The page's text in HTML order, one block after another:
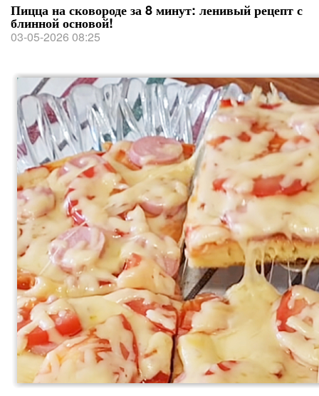
Пицца на сковороде за 8 минут: ленивый рецепт с
блинной основой!
03-05-2026 08:25